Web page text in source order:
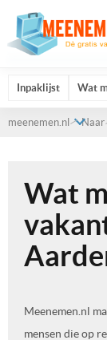
Inpaklijst Wat
meenemen.nl Naar
Wat
Meenemen.nl
mensen die op